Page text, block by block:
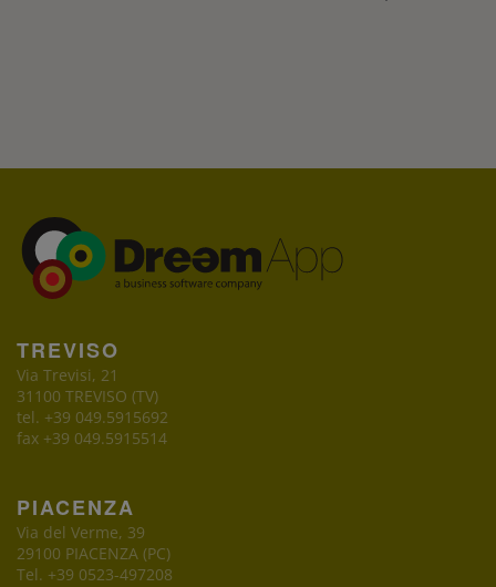
TREVISO
Via Trevisi, 21
31100 TREVISO (TV)
tel. +39 049.5915692
fax +39 049.5915514
PIACENZA
Via del Verme, 39
29100 PIACENZA (PC)
Tel. +39 0523-497208